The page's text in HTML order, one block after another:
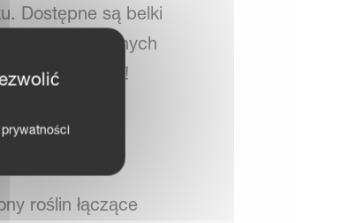
Dostępne są belki
istotnych
zaczepiany!
roślin łączące